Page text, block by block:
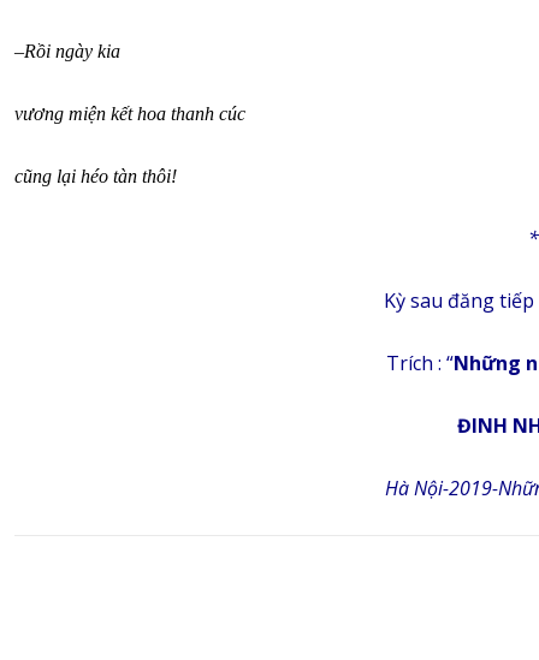
–Rồi ngày kia
vương miện kết hoa thanh cúc
cũng lại héo tàn thôi!
Kỳ sau đăng
Trích : “Những
ĐINH
Hà Nội-2019-